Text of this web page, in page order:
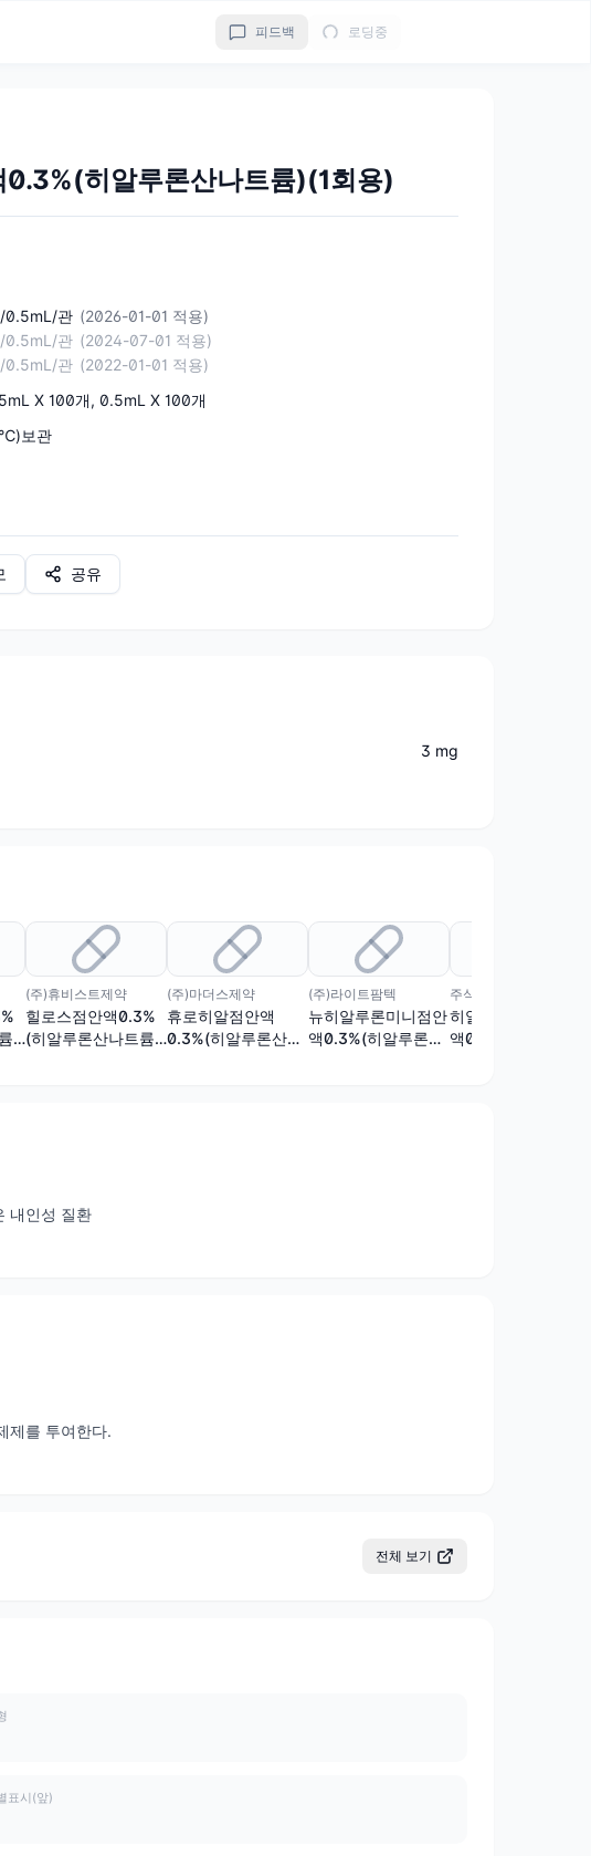
피드백 로딩중
0.3%(히알루론산나트륨)(1회용)
0.5mL/관 (2026-01-01 적용)
0.5mL/관 (2024-07-01 적용)
0.5mL/관 (2022-01-01 적용)
X 100개, 0.5mL X 100개
보관
공유
3 mg
)
(주)휴비스트제약
힐로스점안액0.3%
(히알루론산나트륨)
(주)마더스제약
휴로히알점안액
0.3%(히알루론산나
(주)라이트팜텍
뉴히알루론미니점안
액0.3%(히알루론산
히알미니-아이점안
액0.15%(히알루론산
내인성 질환
제를 투여한다.
전체 보기
표시(앞)